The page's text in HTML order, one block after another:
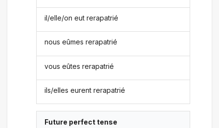
il/elle/on eut rerapatrié
nous eûmes rerapatrié
vous eûtes rerapatrié
ils/elles eurent rerapatrié
Future perfect tense